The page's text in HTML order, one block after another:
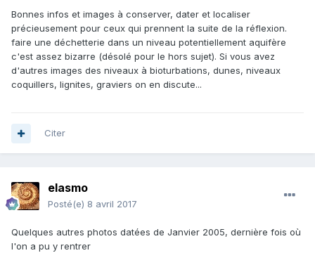
Bonnes infos et images à conserver, dater et localiser
précieusement pour ceux qui prennent la suite de la réflexion.
faire une déchetterie dans un niveau potentiellement aquifère
c'est assez bizarre (désolé pour le hors sujet). Si vous avez
d'autres images des niveaux à bioturbations, dunes, niveaux
coquillers, lignites, graviers on en discute...
Citer
elasmo
Posté(e) 8 avril 2017
Quelques autres photos datées de Janvier 2005, dernière fois où
l'on a pu y rentrer